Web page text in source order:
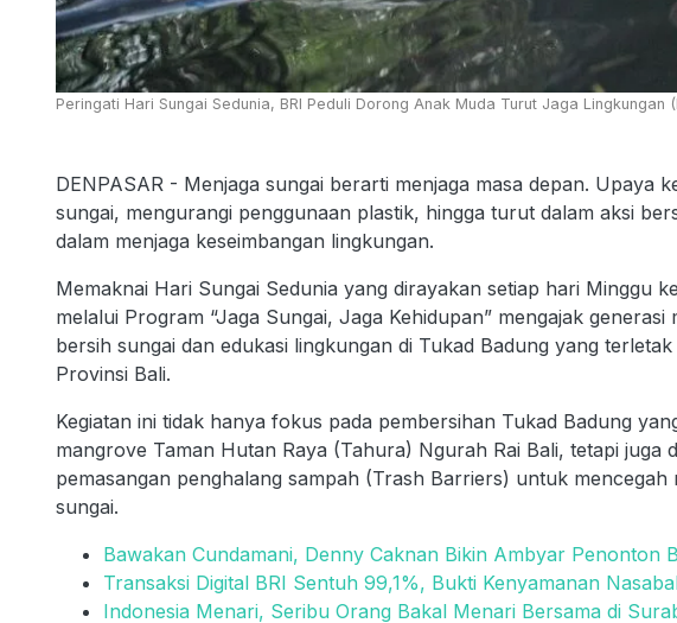
Peringati Hari Sungai Sedunia, BRI Peduli Dorong Anak Muda Turut Jaga Lingkungan
DENPASAR - Menjaga sungai berarti menjaga masa depan. Upaya
sungai, mengurangi penggunaan plastik, hingga turut dalam aksi
dalam menjaga keseimbangan lingkungan.
Memaknai Hari Sungai Sedunia yang dirayakan setiap hari Minggu
melalui Program “Jaga Sungai, Jaga Kehidupan” mengajak
bersih sungai dan edukasi lingkungan di Tukad Badung yang
Provinsi Bali.
Kegiatan ini tidak hanya fokus pada pembersihan Tukad Badung
mangrove Taman Hutan Raya (Tahura) Ngurah Rai Bali, tetapi juga
pemasangan penghalang sampah (Trash Barriers) untuk
sungai.
Bawakan Cundamani, Denny Caknan Bikin Ambyar Penonton
Transaksi Digital BRI Sentuh 99,1%, Bukti Kenyamanan
Indonesia Menari, Seribu Orang Bakal Menari Bersama di